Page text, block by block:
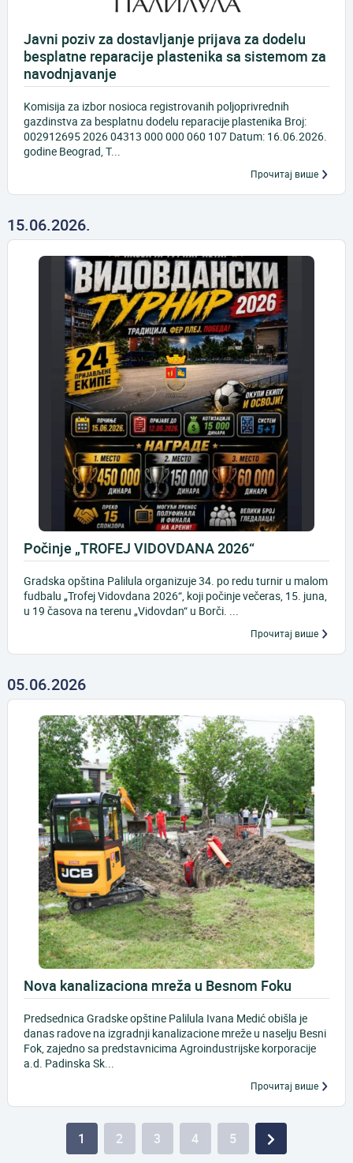
Javni poziv za dostavljanje prijava za dodelu
besplatne reparacije plastenika sa sistemom za
navodnjavanje
Komisija za izbor nosioca registrovanih poljoprivrednih
gazdinstva za besplatnu dodelu reparacije plastenika Broj:
002912695 2026 04313 000 000 060 107 Datum: 16.06.2026.
godine Beograd, T...
Прочитај више
15.06.2026.
Počinje „TROFEJ VIDOVDANA 2026“
Gradska opština Palilula organizuje 34. po redu turnir u malom
fudbalu „Trofej Vidovdana 2026“, koji počinje večeras, 15. juna,
u 19 časova na terenu „Vidovdan“ u Borči. ...
Прочитај више
05.06.2026
Nova kanalizaciona mreža u Besnom Foku
Predsednica Gradske opštine Palilula Ivana Medić obišla je
danas radove na izgradnji kanalizacione mreže u naselju Besni
Fok, zajedno sa predstavnicima Agroindustrijske korporacije
a.d. Padinska Sk...
Прочитај више
1 2 3 4 5